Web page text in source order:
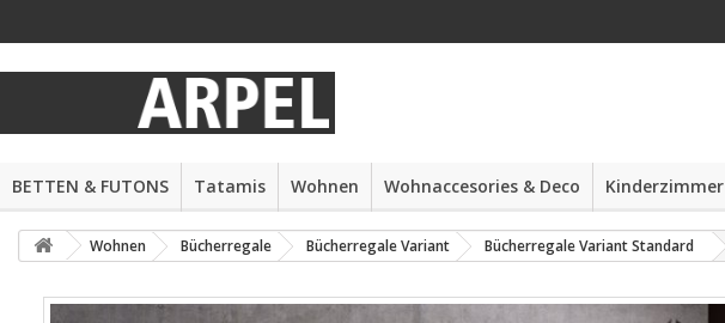
BETTEN & FUTONS Tatamis Wohnen Wohnaccesories & Deco Kinderzimmer
Wohnen Bücherregale Bücherregale Variant Bücherregale Variant Standard